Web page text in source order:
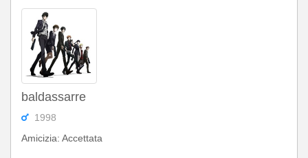
baldassarre
1998
Amicizia: Accettata